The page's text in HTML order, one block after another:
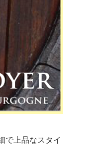
で上品なスタイ